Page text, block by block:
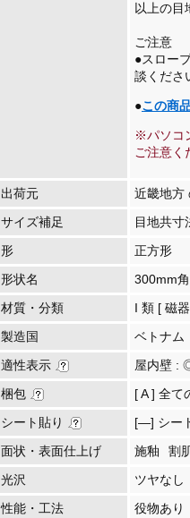
以上の目
ご注意
●スロー
談くださ
●この商
※パソコ
ご注意く
出荷元
近畿地方
サイズ補足
目地共寸
形
正方形
形状名
300mm
材質・分類
I 類 [ 磁
製造国
ベトナム
適性表示
屋内壁 :
梱包
[ A ] 全て
シート貼り
[―] シー
面状・表面仕上げ
施釉
割
光沢
ツヤなし
性能・工法
役物あり